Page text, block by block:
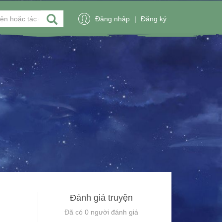
Đăng nhập | Đăng ký
Đánh giá truyện
Đã có 0 người đánh giá